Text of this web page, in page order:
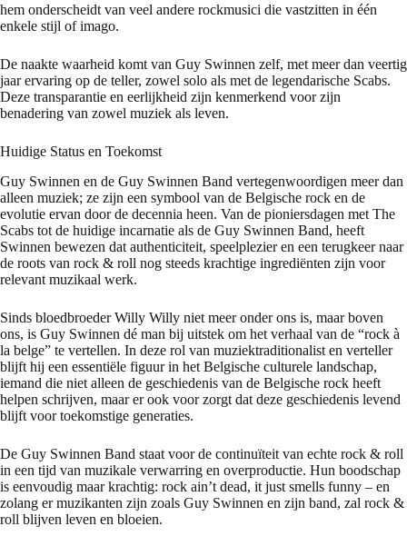
hem onderscheidt van veel andere rockmusici die vastzitten in één
enkele stijl of imago.
De naakte waarheid komt van Guy Swinnen zelf, met meer dan veertig
jaar ervaring op de teller, zowel solo als met de legendarische Scabs.
Deze transparantie en eerlijkheid zijn kenmerkend voor zijn
benadering van zowel muziek als leven.
Huidige Status en Toekomst
Guy Swinnen en de Guy Swinnen Band vertegenwoordigen meer dan
alleen muziek; ze zijn een symbool van de Belgische rock en de
evolutie ervan door de decennia heen. Van de pioniersdagen met The
Scabs tot de huidige incarnatie als de Guy Swinnen Band, heeft
Swinnen bewezen dat authenticiteit, speelplezier en een terugkeer naar
de roots van rock & roll nog steeds krachtige ingrediënten zijn voor
relevant muzikaal werk.
Sinds bloedbroeder Willy Willy niet meer onder ons is, maar boven
ons, is Guy Swinnen dé man bij uitstek om het verhaal van de “rock à
la belge” te vertellen. In deze rol van muziektraditionalist en verteller
blijft hij een essentiële figuur in het Belgische culturele landschap,
iemand die niet alleen de geschiedenis van de Belgische rock heeft
helpen schrijven, maar er ook voor zorgt dat deze geschiedenis levend
blijft voor toekomstige generaties.
De Guy Swinnen Band staat voor de continuïteit van echte rock & roll
in een tijd van muzikale verwarring en overproductie. Hun boodschap
is eenvoudig maar krachtig: rock ain’t dead, it just smells funny – en
zolang er muzikanten zijn zoals Guy Swinnen en zijn band, zal rock &
roll blijven leven en bloeien.